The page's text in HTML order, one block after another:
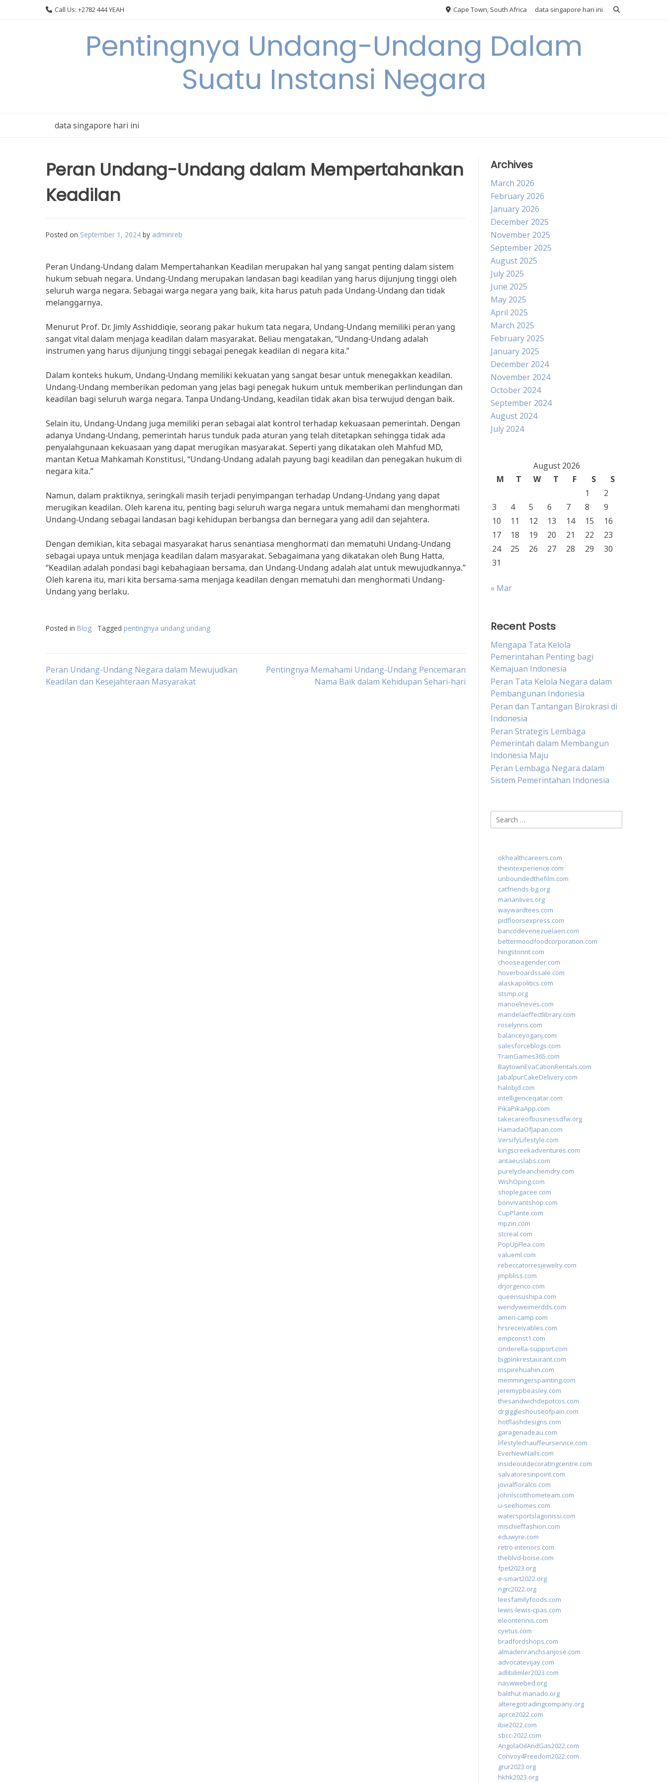
Call Us: +2782 444 YEAH Cape Town, South Africa data singapore hari ini
Pentingnya Undang-Undang Dalam
Suatu Instansi Negara
data singapore hari ini
Peran Undang-Undang dalam Mempertahankan
Keadilan
Posted on September 1, 2024 by adminreb
Peran Undang-Undang dalam Mempertahankan Keadilan merupakan hal yang sangat penting dalam sistem
hukum sebuah negara. Undang-Undang merupakan landasan bagi keadilan yang harus dijunjung tinggi oleh
seluruh warga negara. Sebagai warga negara yang baik, kita harus patuh pada Undang-Undang dan tidak
melanggarnya.
Menurut Prof. Dr. Jimly Asshiddiqie, seorang pakar hukum tata negara, Undang-Undang memiliki peran yang
sangat vital dalam menjaga keadilan dalam masyarakat. Beliau mengatakan, “Undang-Undang adalah
instrumen yang harus dijunjung tinggi sebagai penegak keadilan di negara kita.”
Dalam konteks hukum, Undang-Undang memiliki kekuatan yang sangat besar untuk menegakkan keadilan.
Undang-Undang memberikan pedoman yang jelas bagi penegak hukum untuk memberikan perlindungan dan
keadilan bagi seluruh warga negara. Tanpa Undang-Undang, keadilan tidak akan bisa terwujud dengan baik.
Selain itu, Undang-Undang juga memiliki peran sebagai alat kontrol terhadap kekuasaan pemerintah. Dengan
adanya Undang-Undang, pemerintah harus tunduk pada aturan yang telah ditetapkan sehingga tidak ada
penyalahgunaan kekuasaan yang dapat merugikan masyarakat. Seperti yang dikatakan oleh Mahfud MD,
mantan Ketua Mahkamah Konstitusi, “Undang-Undang adalah payung bagi keadilan dan penegakan hukum di
negara kita.”
Namun, dalam praktiknya, seringkali masih terjadi penyimpangan terhadap Undang-Undang yang dapat
merugikan keadilan. Oleh karena itu, penting bagi seluruh warga negara untuk memahami dan menghormati
Undang-Undang sebagai landasan bagi kehidupan berbangsa dan bernegara yang adil dan sejahtera.
Dengan demikian, kita sebagai masyarakat harus senantiasa menghormati dan mematuhi Undang-Undang
sebagai upaya untuk menjaga keadilan dalam masyarakat. Sebagaimana yang dikatakan oleh Bung Hatta,
“Keadilan adalah pondasi bagi kebahagiaan bersama, dan Undang-Undang adalah alat untuk mewujudkannya.”
Oleh karena itu, mari kita bersama-sama menjaga keadilan dengan mematuhi dan menghormati Undang-
Undang yang berlaku.
Posted in Blog Tagged pentingnya undang undang
Post
Peran Undang-Undang Negara dalam Mewujudkan
Keadilan dan Kesejahteraan Masyarakat
Pentingnya Memahami Undang-Undang Pencemaran
Nama Baik dalam Kehidupan Sehari-hari
Archives
March 2026
February 2026
January 2026
December 2025
November 2025
September 2025
August 2025
July 2025
June 2025
May 2025
April 2025
March 2025
February 2025
January 2025
December 2024
November 2024
October 2024
September 2024
August 2024
July 2024
August 2026
M
T W T F S
S
1
2
3
4 5 6 7 8
9
10
11 12 13 14 15
16
17
18 19 20 21 22
23
24
25 26 27 28 29
30
31
« Mar
Recent Posts
Mengapa Tata Kelola
Pemerintahan Penting bagi
Kemajuan Indonesia
Peran Tata Kelola Negara dalam
Pembangunan Indonesia
Peran dan Tantangan Birokrasi di
Indonesia
Peran Strategis Lembaga
Pemerintah dalam Membangun
Indonesia Maju
Peran Lembaga Negara dalam
Sistem Pemerintahan Indonesia
Search
for:
okhealthcareers.com
theintexperience.com
unboundedthefilm.com
catfriends-bg.org
marianlives.org
waywardtees.com
pidfloorsexpress.com
bancodevenezuelaen.com
bettermoodfoodcorporation.com
hingstonnt.com
chooseagender.com
hoverboardssale.com
alaskapolitics.com
stsmp.org
manoelneves.com
mandelaeffectlibrary.com
roselynns.com
balanceyoganj.com
salesforceblogs.com
TrainGames365.com
BaytownEvaCationRentals.com
JabalpurCakeDelivery.com
halobjd.com
intelligenceqatar.com
PikaPikaApp.com
takecareofbusinessdfw.org
HamadaOfJapan.com
VersifyLifestyle.com
kingscreekadventures.com
antaeuslabs.com
purelycleanchemdry.com
WishOping.com
shoplegacee.com
bonvivantshop.com
CupPlante.com
mpzin.com
stcreal.com
PopUpFlea.com
valueml.com
rebeccatorresjewelry.com
jmpbliss.com
drjorgerico.com
queensushipa.com
wendyweimerdds.com
ameri-camp.com
hrsreceivables.com
empconst1.com
cinderella-support.com
bigpinkrestaurant.com
inspirehuahin.com
memmingerspainting.com
jeremypbeasley.com
thesandwichdepotcos.com
drgiggleshouseofpain.com
hotflashdesigns.com
garagenadeau.com
lifestylechauffeurservice.com
EverNewNails.com
insideoutdecoratingcentre.com
salvatoresinpoint.com
jovialfloralco.com
johnlscotthometeam.com
u-seehomes.com
watersportslagonissi.com
mischieffashion.com
eduwyre.com
retro-interiors.com
theblvd-boise.com
fpet2023.org
e-smart2022.org
ngrc2022.org
leesfamilyfoods.com
lewis-lewis-cpas.com
eleontennis.com
cyetus.com
bradfordshops.com
almadenranchsanjose.com
advocatevijay.com
adlibilimler2023.com
naswwebed.org
balithut-manado.org
alteregotradingcompany.org
aprce2022.com
ibie2022.com
sbcc-2022.com
AngolaOilAndGas2022.com
Convoy4Freedom2022.com
grur2023.org
hkhk2023.org